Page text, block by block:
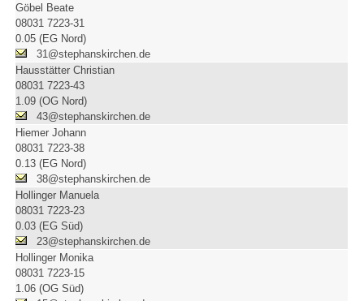
Göbel Beate
08031 7223-31
0.05 (EG Nord)
31@stephanskirchen.de
Hausstätter Christian
08031 7223-43
1.09 (OG Nord)
43@stephanskirchen.de
Hiemer Johann
08031 7223-38
0.13 (EG Nord)
38@stephanskirchen.de
Hollinger Manuela
08031 7223-23
0.03 (EG Süd)
23@stephanskirchen.de
Hollinger Monika
08031 7223-15
1.06 (OG Süd)